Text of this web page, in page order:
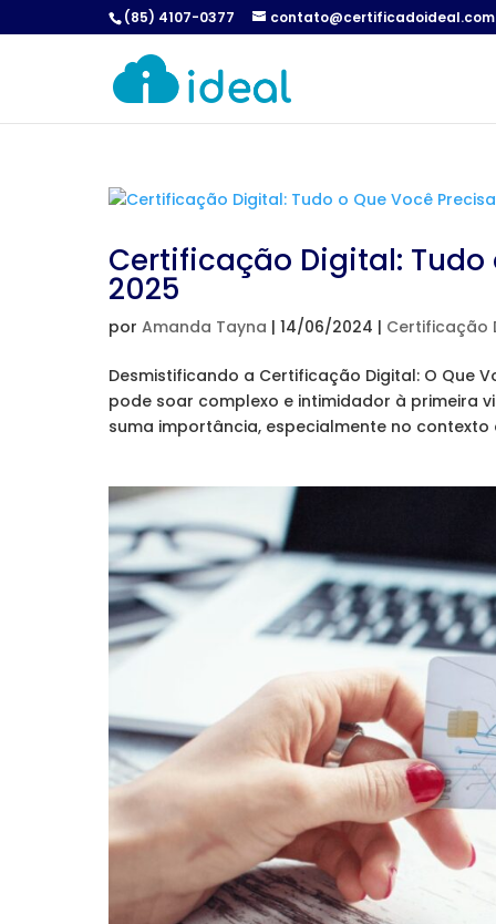
(85) 4107-0377
Certificação Digital: Tudo
2025
por Amanda Tayna | 14/06/2024 | Certificação
Desmistificando a Certificação Digital: O Que
pode soar complexo e intimidador à primeira
suma importância, especialmente no contexto